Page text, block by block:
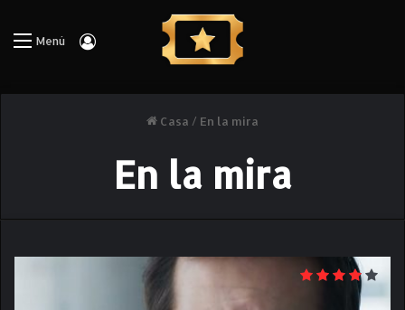
Menú Iniciar Sesión
Casa / En la mira
En la mira